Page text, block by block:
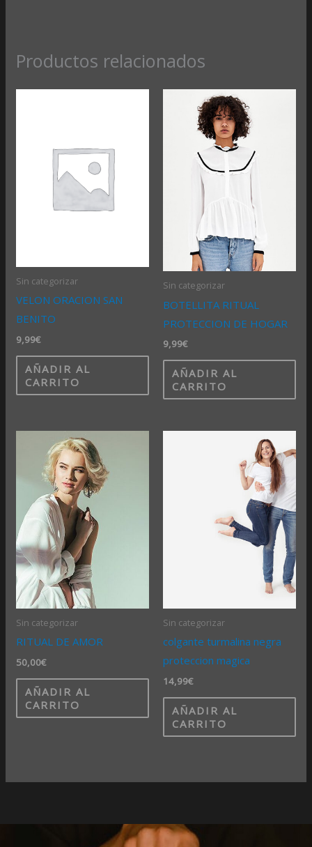
Productos relacionados
Sin categorizar
VELON ORACION SAN
BENITO
9,99€
AÑADIR AL
CARRITO
Sin categorizar
BOTELLITA RITUAL
PROTECCION DE HOGAR
9,99€
AÑADIR AL
CARRITO
Sin categorizar
RITUAL DE AMOR
50,00€
AÑADIR AL
CARRITO
Sin categorizar
colgante turmalina negra
proteccion magica
14,99€
AÑADIR AL
CARRITO